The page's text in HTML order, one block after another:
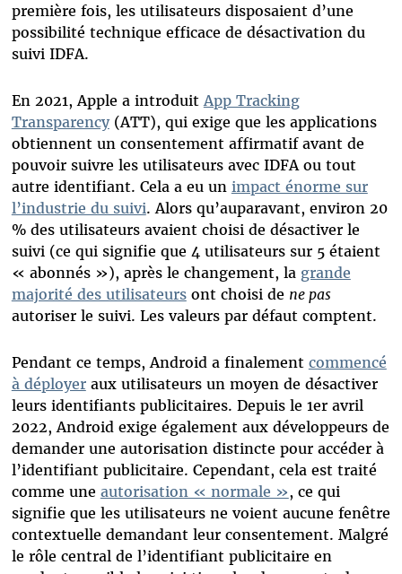
première fois, les utilisateurs disposaient d’une
possibilité technique efficace de désactivation du
suivi IDFA.
En 2021, Apple a introduit App Tracking
Transparency(ATT), qui exige que les applications
obtiennent un consentement affirmatif avant de
pouvoir suivre les utilisateurs avec IDFA ou tout
autre identifiant. Cela a eu un impact énorme sur
l’industrie du suivi. Alors qu’auparavant, environ 20
% des utilisateurs avaient choisi de désactiver le
suivi (ce qui signifie que 4 utilisateurs sur 5 étaient
« abonnés »), après le changement, la grande
majorité des utilisateursont choisi de ne pas
autoriser le suivi. Les valeurs par défaut comptent.
Pendant ce temps, Android a finalement commencé
à déployeraux utilisateurs un moyen de désactiver
leurs identifiants publicitaires. Depuis le 1er avril
2022, Android exige également aux développeurs de
demander une autorisation distincte pour accéder à
l’identifiant publicitaire. Cependant, cela est traité
comme une autorisation « normale », ce qui
signifie que les utilisateurs ne voient aucune fenêtre
contextuelle demandant leur consentement. Malgré
le rôle central de l’identifiant publicitaire en